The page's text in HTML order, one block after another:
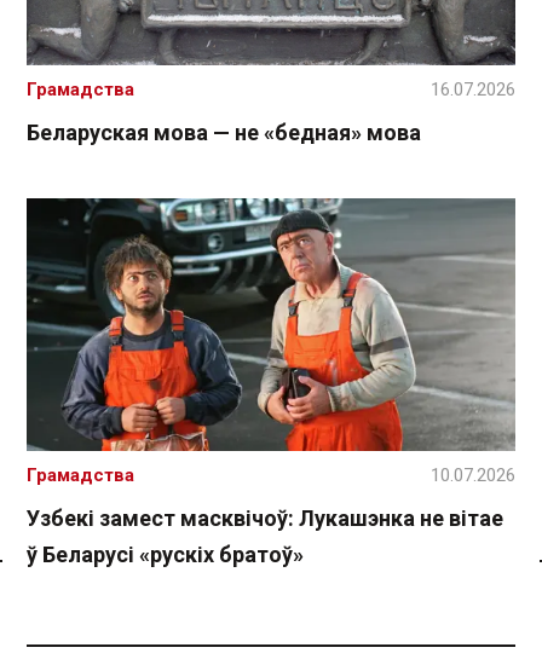
Беларуская мова — не «бедная» мова
Грамадства 16.07.2026
Узбекі замест масквічоў: Лукашэнка не вітае
ў Беларусі «рускіх братоў»
Грамадства 10.07.2026